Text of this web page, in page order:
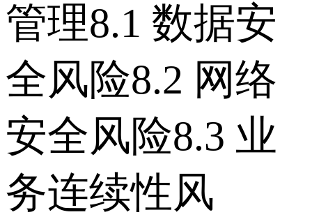
管理 8.1 数据安
全风险 8.2 网络
安全风险 8.3 业
务连续性风